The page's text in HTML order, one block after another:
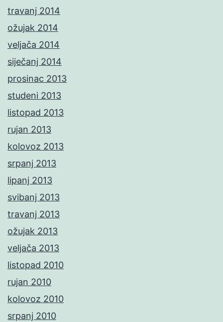
travanj 2014
ožujak 2014
veljača 2014
siječanj 2014
prosinac 2013
studeni 2013
listopad 2013
rujan 2013
kolovoz 2013
srpanj 2013
lipanj 2013
svibanj 2013
travanj 2013
ožujak 2013
veljača 2013
listopad 2010
rujan 2010
kolovoz 2010
srpanj 2010